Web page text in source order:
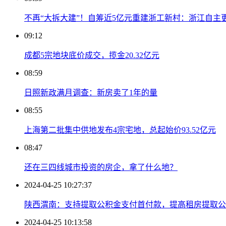
不再“大拆大建”！自筹近5亿元重建浙工新村：浙江自主
09:12
成都5宗地块底价成交，揽金20.32亿元
08:59
日照新政满月调查：新房卖了1年的量
08:55
上海第二批集中供地发布4宗宅地，总起始价93.52亿元
08:47
还在三四线城市投资的房企，拿了什么地？
2024-04-25 10:27:37
陕西渭南：支持提取公积金支付首付款，提高租房提取
2024-04-25 10:13:58